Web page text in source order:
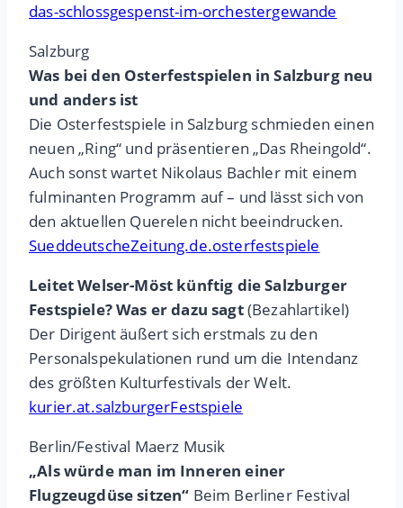
das-schlossgespenst-im-orchestergewande
Salzburg
Was bei den Osterfestspielen in Salzburg neu
und anders ist
Die Osterfestspiele in Salzburg schmieden einen
neuen „Ring“ und präsentieren „Das Rheingold“.
Auch sonst wartet Nikolaus Bachler mit einem
fulminanten Programm auf – und lässt sich von
den aktuellen Querelen nicht beeindrucken.
SueddeutscheZeitung.de.osterfestspiele
Leitet Welser-Möst künftig die Salzburger
Festspiele? Was er dazu sagt(Bezahlartikel)
Der Dirigent äußert sich erstmals zu den
Personalspekulationen rund um die Intendanz
des größten Kulturfestivals der Welt.
kurier.at.salzburgerFestspiele
Berlin/Festival Maerz Musik
„Als würde man im Inneren einer
Flugzeugdüse sitzen“ Beim Berliner Festival